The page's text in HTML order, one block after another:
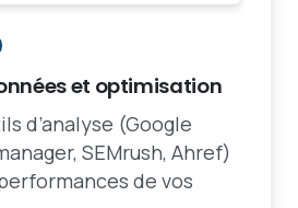
et optimisation
d’analyse (Google
SEMrush, Ahref)
de vos